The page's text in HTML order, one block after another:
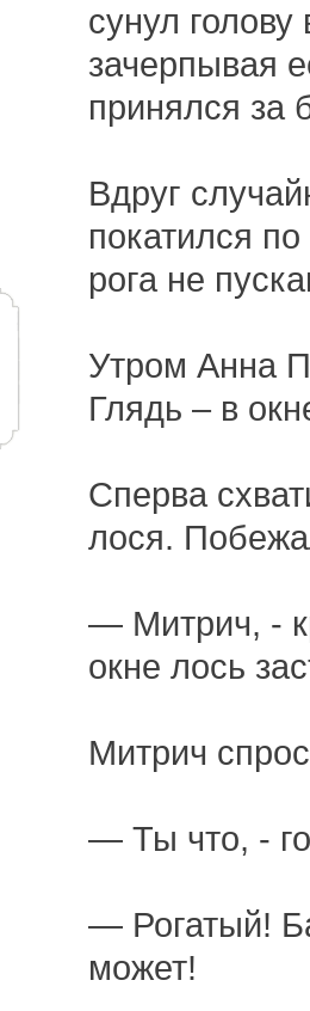
сунул
зачерпывая
принялся за
Вдруг
покатился
рога не
Утром Анна
Глядь – в
Сперва
лося.
— Митрич, -
окне лось
Митрич
— Ты что, -
— Рогатый!
может!